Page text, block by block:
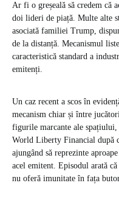
Ar fi o greșeală să credem că
doi lideri de piață. Multe alte
asociată familiei Trump,
de la distanță. Mecanismul
caracteristică standard a
emitenți.
Un caz recent a scos în
mecanism chiar și între
figurile marcante ale
World Liberty Financial după
ajungând să reprezinte
acel emitent. Episodul arată
nu oferă imunitate în fața